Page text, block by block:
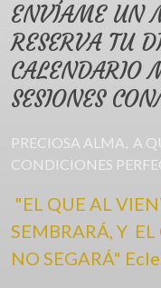
ENVÍAME UN
RESERVA TU
CALENDARIO
SESIONES
PRECIOSA ALMA, A
CONDICIONES
"EL QUE AL
SEMBRARÁ, Y
NO SEGARÁ"